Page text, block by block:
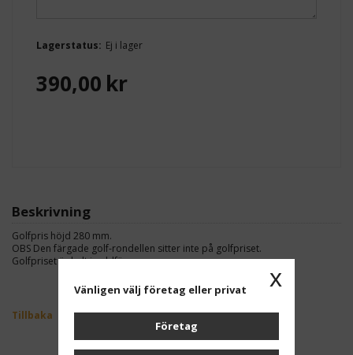
Lagerstatus: Ej i lager
390,00 kr
Beskrivning
Golfpris höjd 280 mm.
OBS Den färgade golf-rondellen sitter inte på golfpriset.
Golfpriset är helt i guldfärg.
Tillbaka
x
Vänligen välj företag eller privat
Företag